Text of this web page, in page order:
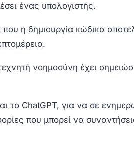
ένας υπολογιστής.
που η δημιουργία κώδικα
νοημοσύνη έχει
το ChatGPT, για να σε
που μπορεί να